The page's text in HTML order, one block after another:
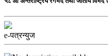
e-पत्रन्युज